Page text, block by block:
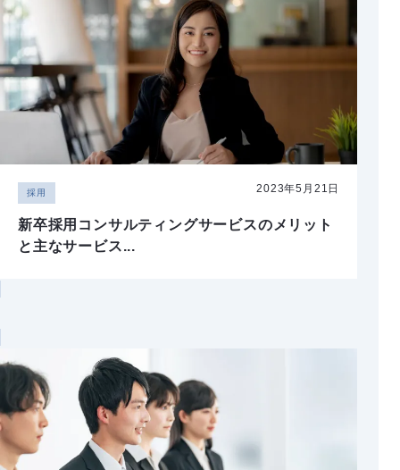
採用 2023年5月21日
新卒採用コンサルティングサービスのメリット
と主なサービス...